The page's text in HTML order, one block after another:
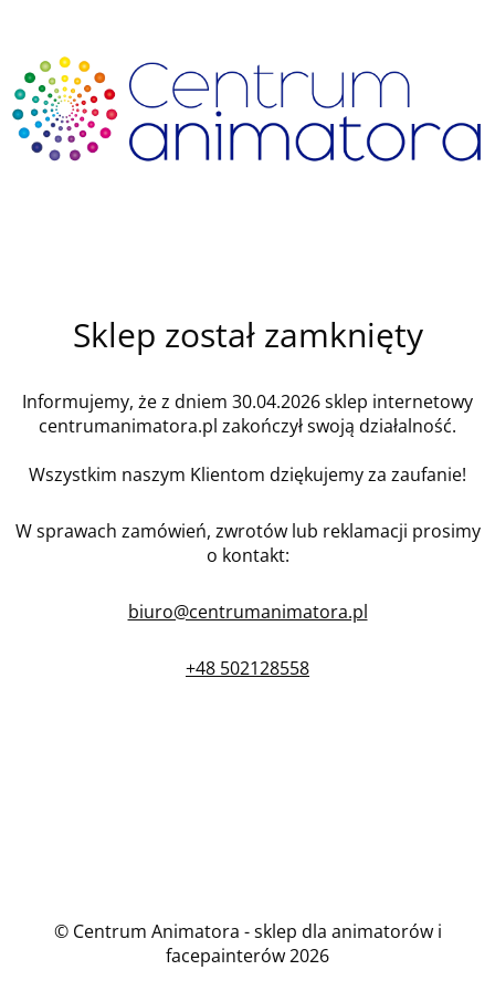
Sklep został zamknięty
Informujemy, że z dniem 30.04.2026 sklep internetowy
centrumanimatora.pl zakończył swoją działalność.
Wszystkim naszym Klientom dziękujemy za zaufanie!
W sprawach zamówień, zwrotów lub reklamacji prosimy
o kontakt:
biuro@centrumanimatora.pl
+48 502128558
© Centrum Animatora - sklep dla animatorów i
facepainterów 2026